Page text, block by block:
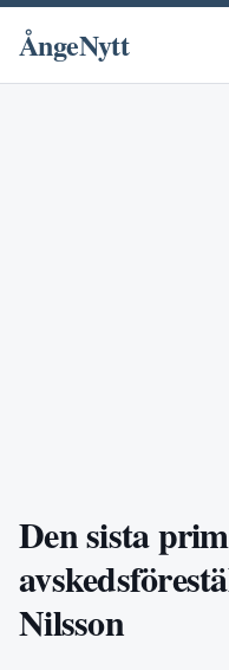
ÅngeNytt
Den sista
Nilsson